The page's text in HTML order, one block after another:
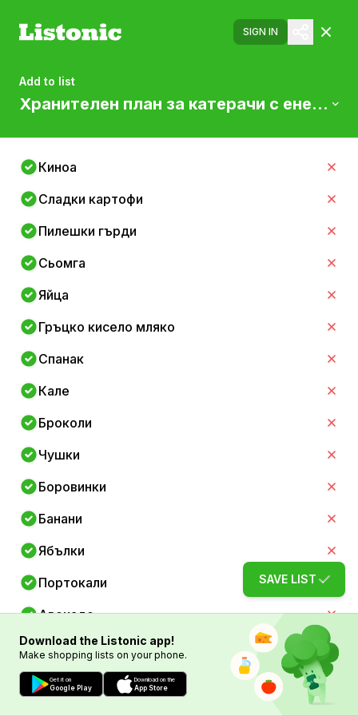
SIGN IN
Add to list
Хранителен план за катерачи с
Киноа
Сладки картофи
Пилешки гърди
Сьомга
Яйца
Гръцко кисело мляко
Спанак
Кале
Броколи
Чушки
Боровинки
Банани
Ябълки
Портокали
Авокадо
Бадеми
Орехи
SAVE LIST
Download the Listonic app!
Make shopping lists on your phone.
Get it on
Google Play
Download on the
App Store